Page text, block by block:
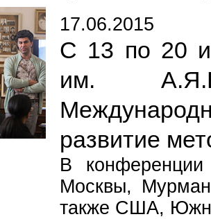
17.06.2015
С 13 по 20
им.
развитие
В конференции
Москвы,
также США,